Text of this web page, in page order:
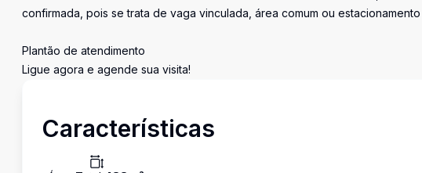
confirmada, pois se trata de vaga vinculada, área comum ou
Plantão de atendimento
Ligue agora e agende sua visita!
Características